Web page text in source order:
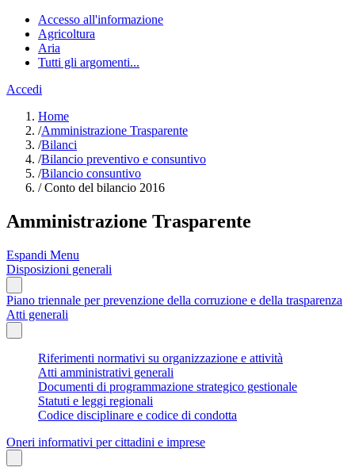
Accesso all'informazione
Agricoltura
Aria
Tutti gli argomenti...
Accedi
Home
/Amministrazione Trasparente
/Bilanci
/Bilancio preventivo e consuntivo
/Bilancio consuntivo
/Conto del bilancio 2016
Amministrazione Trasparente
Espandi Menu
Disposizioni generali
Piano triennale per prevenzione della corruzione e della trasparenza
Atti generali
Riferimenti normativi su organizzazione e attività
Atti amministrativi generali
Documenti di programmazione strategico gestionale
Statuti e leggi regionali
Codice disciplinare e codice di condotta
Oneri informativi per cittadini e imprese